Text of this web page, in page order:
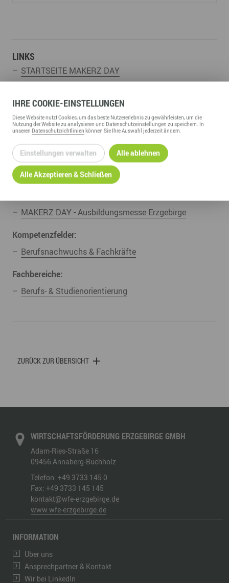
LINKS
STARTSEITE MAKERZ DAY
Buchholz
26. September 2026 MAKERZ DAY Aue-Bad Schlema
7. November 2026 MAKERZ DAY Marienberg
UNSERE ZUGEHÖRIGEN
MAKERZ DAY - Ausbildungsmesse Erzgebirge
Kompetenzfelder:
Berufsnachwuchs & Fachkräfte
Fachbereiche:
Berufs- & Studienorientierung
ZURÜCK ZUR ÜBERSICHT
WIRTSCHAFTSFÖRDERUNG ERZGEBIRGE GMBH
Adam-Ries-Straße 16
09456 Annaberg-Buchholz
Telefon: +49 3733 145 0
Fax: +49 3733 145 145
kontakt@wfe-erzgebirge.de
www.wfe-erzgebirge.de
INFORMATION
Über uns
Ansprechpartner & Kontakt
Wir bei LinkedIn
IHRECOOKIE-EINSTELLUNGEN
DieseWebsitenutzt Cookies, um das beste Nutzererlebnis zu gewährleisten, um die
Nutzung derWebsitezu analysieren und Datenschutzeinstellungen zu speichern. In
unseren Datenschutzrichtlinien können Sie Ihre Auswahl jederzeit ändern.
Einstellungen verwalten Alle ablehnen
Alle Akzeptieren & Schließen